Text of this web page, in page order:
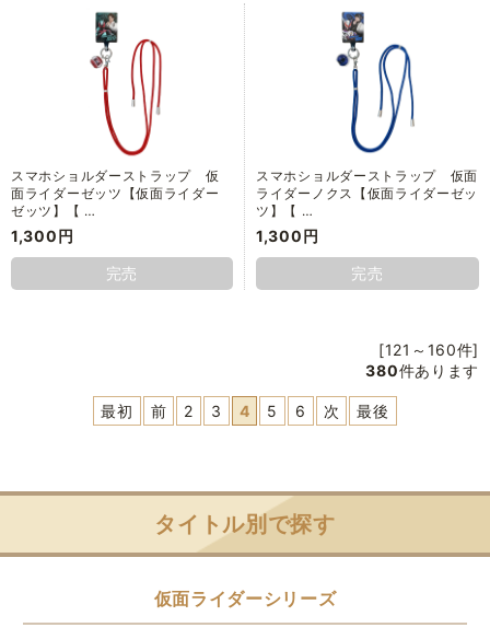
スマホショルダーストラップ 仮
面ライダーゼッツ【仮面ライダー
ゼッツ】【 …
1,300円
完売
スマホショルダーストラップ 仮面
ライダーノクス【仮面ライダーゼッ
ツ】【 …
1,300円
完売
[121～160件]
380件あります
最初 前 2 3 4 5 6 次 最後
タイトル別で探す
仮面ライダーシリーズ